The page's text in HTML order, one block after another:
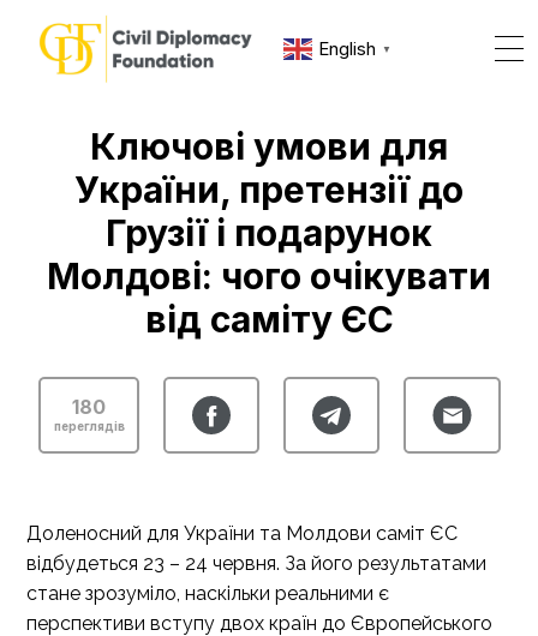
English ▼
Ключові умови для
України, претензії до
Грузії і подарунок
Молдові: чого очікувати
від саміту ЄС
180
переглядів
Доленосний для України та Молдови саміт ЄС
відбудеться 23 – 24 червня. За його результатами
стане зрозуміло, наскільки реальними є
перспективи вступу двох країн до Європейського